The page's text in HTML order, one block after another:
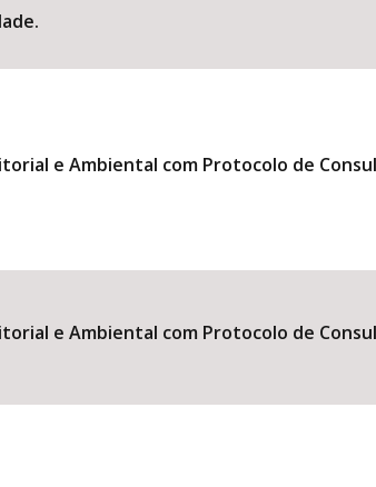
e Ambiental com Protocolo de
e Ambiental com Protocolo de